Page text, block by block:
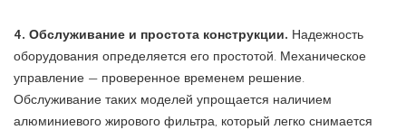
4. Обслуживание и простота конструкции. Надежность
оборудования определяется его простотой. Механическое
управление — проверенное временем решение.
Обслуживание таких моделей упрощается наличием
алюминиевого жирового фильтра, который легко снимается